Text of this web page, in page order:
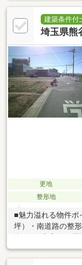
建築条件付
埼玉県熊
更地
整形地
■魅力溢れる物件ポ
坪）・南道路の整
楽々！■充実した
歩いてお買い物に
に優しい。・籠原